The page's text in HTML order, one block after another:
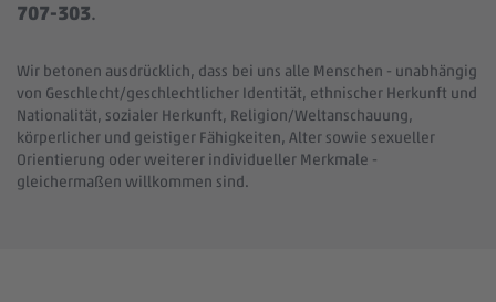
707-303.
Wir betonen ausdrücklich, dass bei uns alle Menschen - unabhängig
von Geschlecht/geschlechtlicher Identität, ethnischer Herkunft und
Nationalität, sozialer Herkunft, Religion/Weltanschauung,
körperlicher und geistiger Fähigkeiten, Alter sowie sexueller
Orientierung oder weiterer individueller Merkmale -
gleichermaßen willkommen sind.